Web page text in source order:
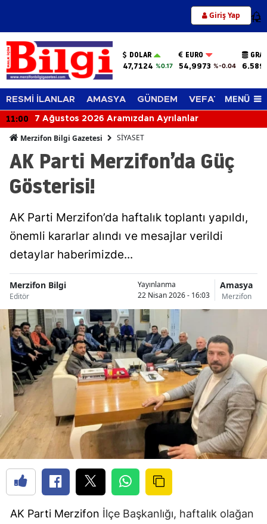
Giriş Yap 12
DOLAR
47,7124 %0.17
EURO
54,9973 %-0.04
RESMİ İLANLAR AMASYA GÜNDEM VEFAT EDENLER
MENÜ
11:00 7 Ağustos 2026 Aramızdan Ayrılanlar
Merzifon Bilgi Gazetesi SİYASET
AK Parti Merzifon’da Güç
Gösterisi!
AK Parti Merzifon’da haftalık toplantı yapıldı,
önemli kararlar alındı ve mesajlar verildi
detaylar haberimizde...
Merzifon Bilgi
Editör
Yayınlanma
22 Nisan 2026 - 16:03
Amasya
Merzifon
AK Parti Merzifon İlçe Başkanlığı, haftalık olağan